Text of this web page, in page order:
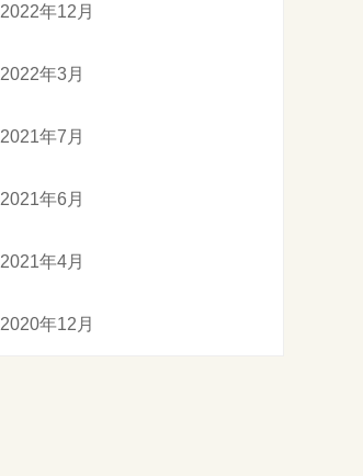
2022年12月
2022年3月
2021年7月
2021年6月
2021年4月
2020年12月